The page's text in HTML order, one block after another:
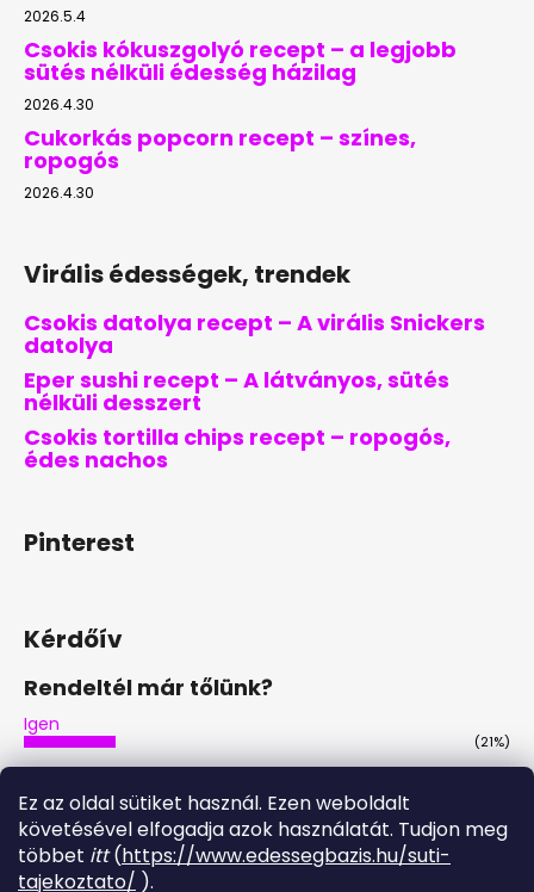
Ez az oldal sütiket használ. Ezen weboldalt
követésével elfogadja azok használatát. Tudjon meg
többet itt(https://www.edessegbazis.hu/suti-
tajekoztato/ ).
2026.5.4
Csokis kókuszgolyó recept – a legjobb
sütés nélküli édesség házilag
2026.4.30
Cukorkás popcorn recept – színes,
ropogós
2026.4.30
Virális édességek, trendek
Csokis datolya recept – A virális Snickers
datolya
Eper sushi recept – A látványos, sütés
nélküli desszert
Csokis tortilla chips recept – ropogós,
édes nachos
Pinterest
Kérdőív
Rendeltél már tőlünk?
Igen
(21%)
Nem
Nem, de tervezem
(29%)
Igen, többször is